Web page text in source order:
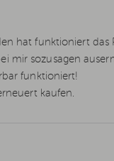
hat funktioniert das
mir sozusagen
funktioniert!
kaufen.